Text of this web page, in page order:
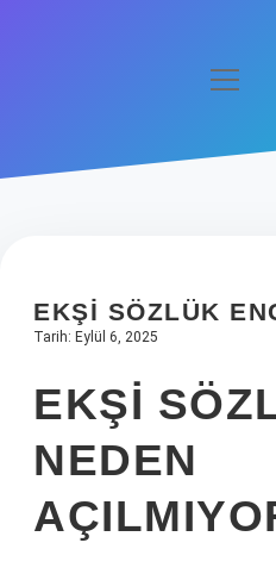
Hakkımızda
EKŞI SÖZLÜK
Tarih: Eylül 6, 2025
EKŞI
NEDEN